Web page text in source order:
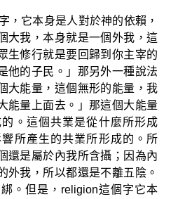
，它本身是人對於神的依賴，
大我，本身就是一個外我，這
生修行就是要回歸到你主宰的
他的子民。」那另外一種說法
大能量，這個無形的能量，我
能量上面去。」那這個大能量
。這個共業是從什麼所形成
所產生的共業所形成的。所
還是屬於內我所含攝；因為內
外我，所以都還是不離五陰。
。但是，religion這個字它本